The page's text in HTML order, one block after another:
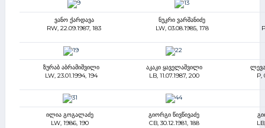
ვანო ქარდავა
RW, 22.09.1987, 183
ნუკრი ვარშანიძე
LW, 03.08.1985, 178
ზურაბ აბრამიშვილი
LW, 23.01.1994, 194
აკაკი ყაველაშვილი
LB, 11.07.1987, 200
P,
ილია გოგალაძე
LW, 1986, 190
გიორგი წივწივაძე
CB, 30.12.1981, 188